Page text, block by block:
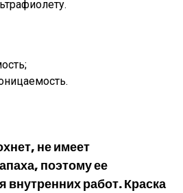
не имеет
поэтому ее
внутренних работ. Краска